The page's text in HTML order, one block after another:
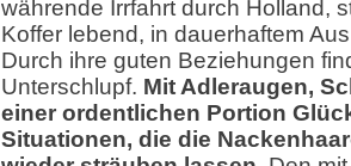
währende Irrfahrt durch Holland,
Koffer lebend, in dauerhaftem
Durch ihre guten Beziehungen
Unterschlupf. Mit Adleraugen,
einer ordentlichen Portion
Situationen, die die